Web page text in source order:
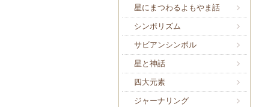
星にまつわるよもやま話
シンボリズム
サビアンシンボル
星と神話
四大元素
ジャーナリング